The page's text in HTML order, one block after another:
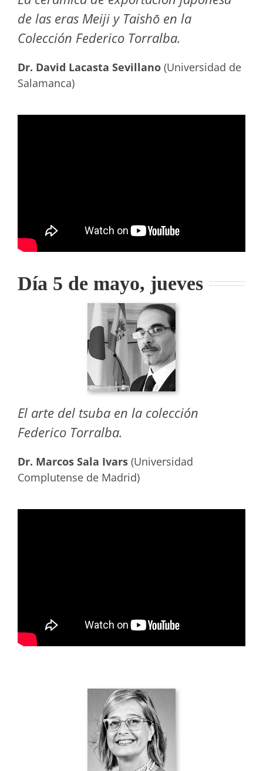
de las eras Meiji y Taishō en la
Colección Federico Torralba.
Dr. David Lacasta Sevillano (Universidad de
Salamanca)
Día 5 de mayo, jueves
El arte del tsuba en la colección
Federico Torralba.
Dr. Marcos Sala Ivars (Universidad
Complutense de Madrid)